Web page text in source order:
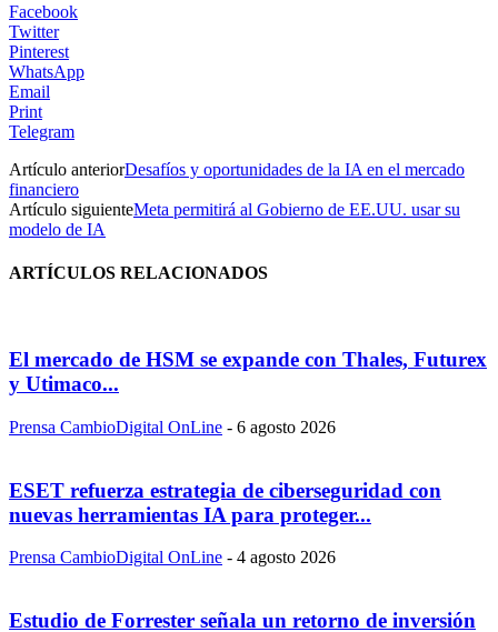
Facebook
Twitter
Pinterest
WhatsApp
Email
Print
Telegram
Artículo anteriorDesafíos y oportunidades de la IA en el mercado
financiero
Artículo siguienteMeta permitirá al Gobierno de EE.UU. usar su
modelo de IA
ARTÍCULOS RELACIONADOS
El mercado de HSM se expande con Thales, Futurex
y Utimaco...
Prensa CambioDigital OnLine - 6 agosto 2026
ESET refuerza estrategia de ciberseguridad con
nuevas herramientas IA para proteger...
Prensa CambioDigital OnLine - 4 agosto 2026
Estudio de Forrester señala un retorno de inversión